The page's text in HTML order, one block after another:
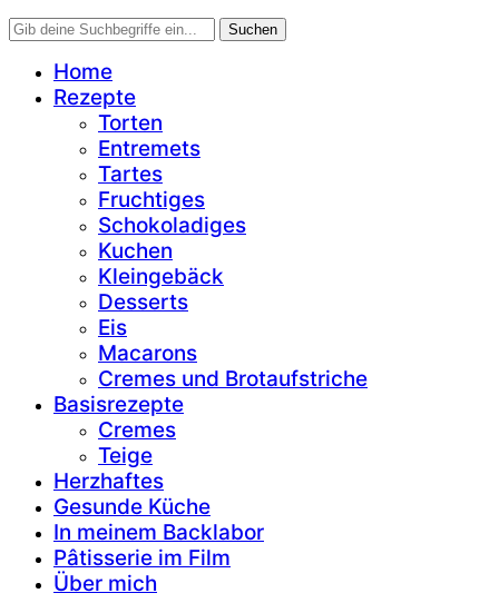
Home
Rezepte
Torten
Entremets
Tartes
Fruchtiges
Schokoladiges
Kuchen
Kleingebäck
Desserts
Eis
Macarons
Cremes und Brotaufstriche
Basisrezepte
Cremes
Teige
Herzhaftes
Gesunde Küche
In meinem Backlabor
Pâtisserie im Film
Über mich